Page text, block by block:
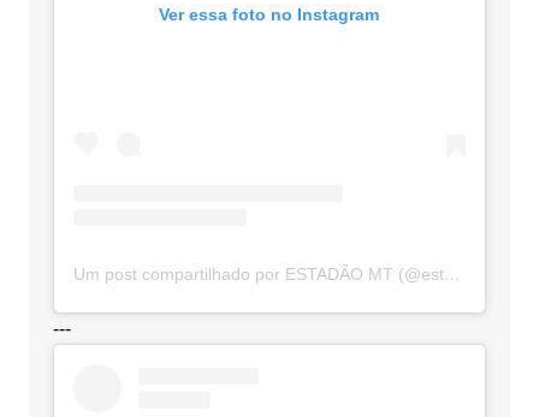
Ver essa foto no Instagram
Um post compartilhado por ESTADÃO MT (@estadaomt)
---